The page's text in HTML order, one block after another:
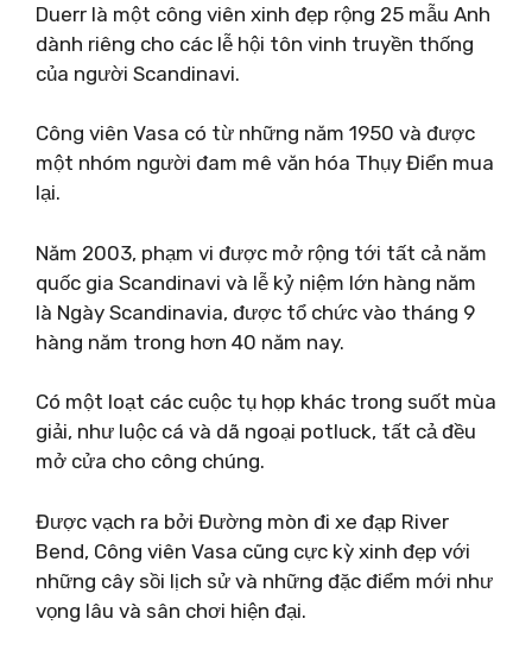
Duerr là một công viên xinh đẹp rộng 25 mẫu Anh
dành riêng cho các lễ hội tôn vinh truyền thống
của người Scandinavi.
Công viên Vasa có từ những năm 1950 và được
một nhóm người đam mê văn hóa Thụy Điển mua
lại.
Năm 2003, phạm vi được mở rộng tới tất cả năm
quốc gia Scandinavi và lễ kỷ niệm lớn hàng năm
là Ngày Scandinavia, được tổ chức vào tháng 9
hàng năm trong hơn 40 năm nay.
Có một loạt các cuộc tụ họp khác trong suốt mùa
giải, như luộc cá và dã ngoại potluck, tất cả đều
mở cửa cho công chúng.
Được vạch ra bởi Đường mòn đi xe đạp River
Bend, Công viên Vasa cũng cực kỳ xinh đẹp với
những cây sồi lịch sử và những đặc điểm mới như
vọng lâu và sân chơi hiện đại.